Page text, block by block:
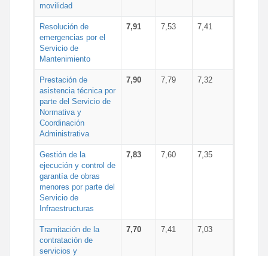
movilidad
Resolución de
emergencias por el
Servicio de
Mantenimiento
7,91 7,53 7,41
Prestación de
asistencia técnica por
parte del Servicio de
Normativa y
Coordinación
Administrativa
7,90 7,79 7,32
Gestión de la
ejecución y control de
garantía de obras
menores por parte del
Servicio de
Infraestructuras
7,83 7,60 7,35
Tramitación de la
contratación de
servicios y
7,70 7,41 7,03